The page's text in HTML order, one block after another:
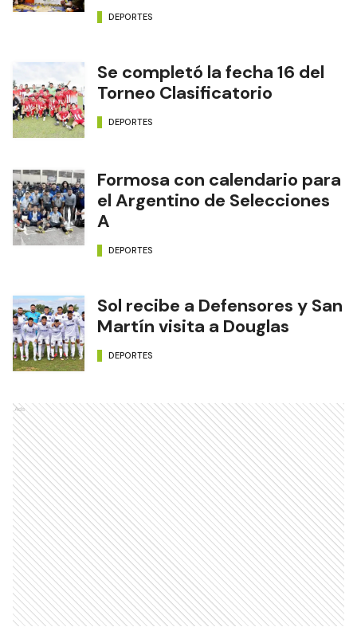
DEPORTES
Se completó la fecha 16 del
Torneo Clasificatorio
DEPORTES
Formosa con calendario para
el Argentino de Selecciones
A
DEPORTES
Sol recibe a Defensores y San
Martín visita a Douglas
DEPORTES
Ads